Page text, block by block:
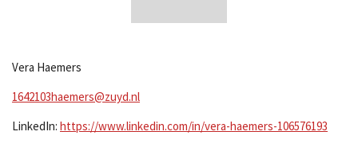
Vera Haemers
1642103haemers@zuyd.nl
LinkedIn: https://www.linkedin.com/in/vera-haemers-106576193